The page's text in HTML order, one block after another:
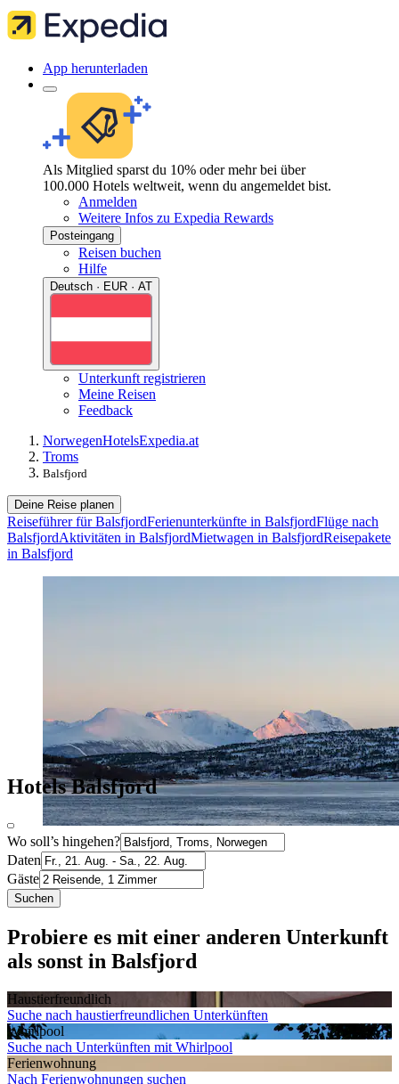
App herunterladen
Als Mitglied sparst du 10% oder mehr bei über
100.000 Hotels weltweit, wenn du angemeldet bist.
Anmelden
Weitere Infos zu Expedia Rewards
Posteingang
Reisen buchen
Hilfe
Deutsch · EUR · AT
Unterkunft registrieren
Meine Reisen
Feedback
NorwegenHotelsExpedia.at
Troms
Balsfjord
Deine Reise planen
Reiseführer für BalsfjordFerienunterkünfte in BalsfjordFlüge nach
BalsfjordAktivitäten in BalsfjordMietwagen in BalsfjordReisepakete
in Balsfjord
Hotels Balsfjord
Wo soll’s hingehen?
Daten
Gäste
Suchen
Probiere es mit einer anderen Unterkunft
als sonst in Balsfjord
Haustier­freundlich
Suche nach haustierfreundlichen Unterkünften
Whirlpool
Suche nach Unterkünften mit Whirlpool
Ferien­wohnung
Nach Ferienwohnungen suchen